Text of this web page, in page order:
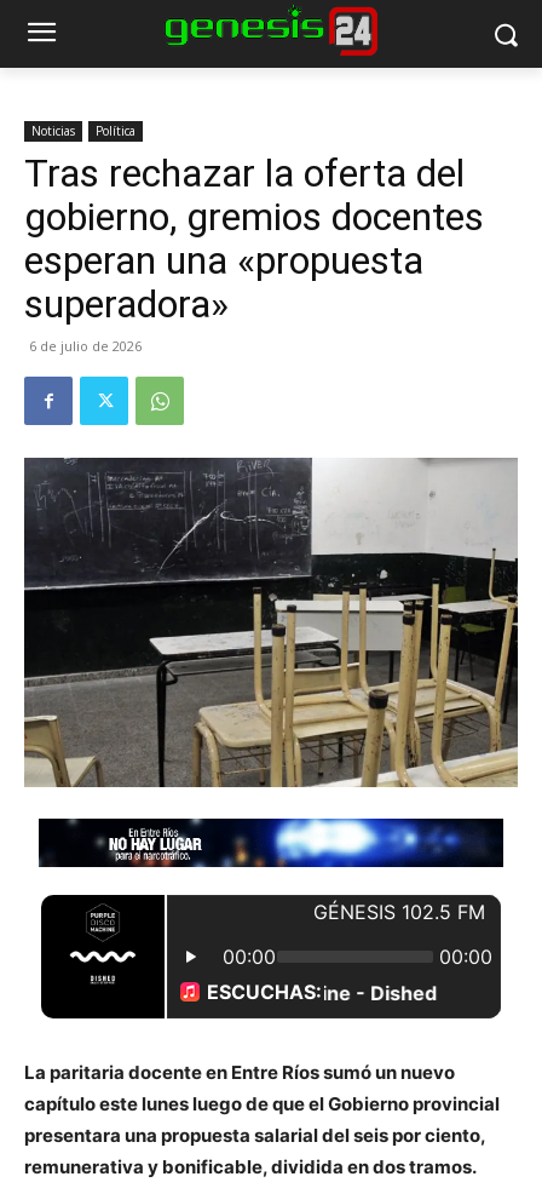
Noticias Política
Tras rechazar la oferta del
gobierno, gremios docentes
esperan una «propuesta
superadora»
6 de julio de 2026
La paritaria docente en Entre Ríos sumó un nuevo
capítulo este lunes luego de que el Gobierno provincial
presentara una propuesta salarial del seis por ciento,
remunerativa y bonificable, dividida en dos tramos.